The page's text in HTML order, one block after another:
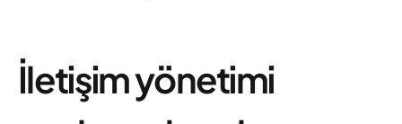
İletişim yönetimi